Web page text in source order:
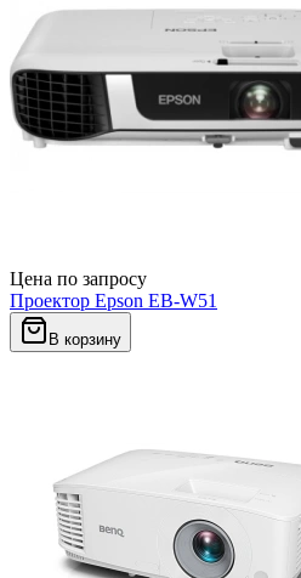
Цена по запросу
Проектор Epson EB-W51
В корзину